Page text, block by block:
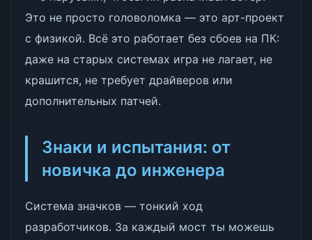
Это не просто головоломка — это арт-проект
с физикой. Всё это работает без сбоев на ПК:
даже на старых системах игра не лагает, не
крашится, не требует драйверов или
дополнительных патчей.
Знаки и испытания: от
новичка до инженера
Система значков — тонкий ход
разработчиков. За каждый мост ты можешь